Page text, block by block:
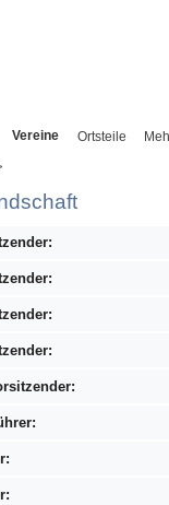
Vereine Ortsteile